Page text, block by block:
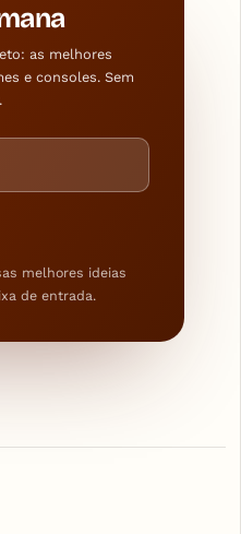
as melhores
e consoles. Sem
melhores ideias
de entrada.